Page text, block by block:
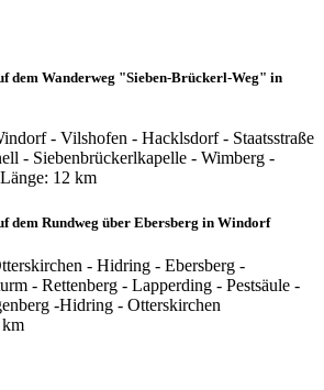
dem Wanderweg "Sieben-Brückerl-Weg" in
- Vilshofen - Hacklsdorf - Staatsstraße
- Siebenbrückerlkapelle - Wimberg -
12 km
dem Rundweg über Ebersberg in Windorf
- Hidring - Ebersberg -
- Rettenberg - Lapperding - Pestsäule -
-Hidring - Otterskirchen